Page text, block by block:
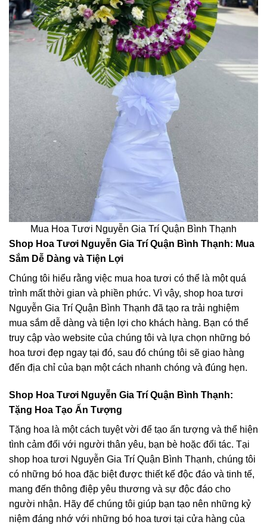
Mua Hoa Tươi Nguyễn Gia Trí Quận Bình Thạnh
Shop Hoa Tươi Nguyễn Gia Trí Quận Bình Thạnh: Mua
Sắm Dễ Dàng và Tiện Lợi
Chúng tôi hiểu rằng việc mua hoa tươi có thể là một quá
trình mất thời gian và phiền phức. Vì vậy, shop hoa tươi
Nguyễn Gia Trí Quận Bình Thạnh đã tạo ra trải nghiệm
mua sắm dễ dàng và tiện lợi cho khách hàng. Bạn có thể
truy cập vào website của chúng tôi và lựa chọn những bó
hoa tươi đẹp ngay tại đó, sau đó chúng tôi sẽ giao hàng
đến địa chỉ của bạn một cách nhanh chóng và đúng hẹn.
Shop Hoa Tươi Nguyễn Gia Trí Quận Bình Thạnh:
Tặng Hoa Tạo Ấn Tượng
Tặng hoa là một cách tuyệt vời để tạo ấn tượng và thể hiện
tình cảm đối với người thân yêu, bạn bè hoặc đối tác. Tại
shop hoa tươi Nguyễn Gia Trí Quận Bình Thạnh, chúng tôi
có những bó hoa đặc biệt được thiết kế độc đáo và tinh tế,
mang đến thông điệp yêu thương và sự độc đáo cho
người nhận. Hãy để chúng tôi giúp bạn tạo nên những kỷ
niệm đáng nhớ với những bó hoa tươi tại cửa hàng của